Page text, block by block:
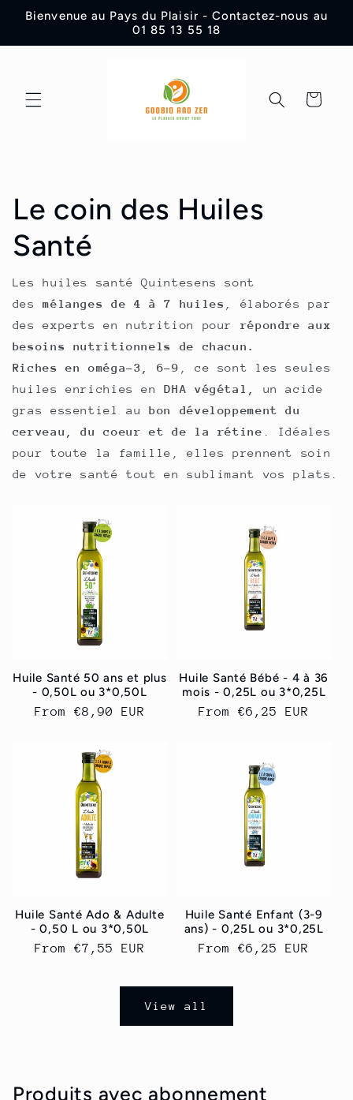
Skip to
Bienvenue au Pays du Plaisir - Contactez-nous au
01 85 13 55 18
Cart
Le coin des Huiles
Santé
Les huiles santé Quintesens sont
desmélanges de 4 à 7 huiles
, élaborés par
des experts en nutrition pour répondre aux
besoins nutritionnels de chacun.
Riches en oméga-3, 6-9 , ce sont les seules
huiles enrichies enDHA végétal,
un acide
gras essentiel aubon développement du
cerveau, du coeur et de la rétine . Idéales
pour toute la famille, elles prennent soin
de votre santé tout en sublimant vos plats.
Huile Santé 50 ans et plus
- 0,50L ou 3*0,50L
Regular
From €8,90 EUR
Huile Santé Bébé - 4 à 36
mois - 0,25L ou 3*0,25L
Regular
From€6,25 EUR
Huile Santé Ado & Adulte
- 0,50 L ou 3*0,50L
Regular
From €7,55 EUR
Huile Santé Enfant (3-9
ans) - 0,25L ou 3*0,25L
Regular
From€6,25 EUR
View all
Produits avec abonnement